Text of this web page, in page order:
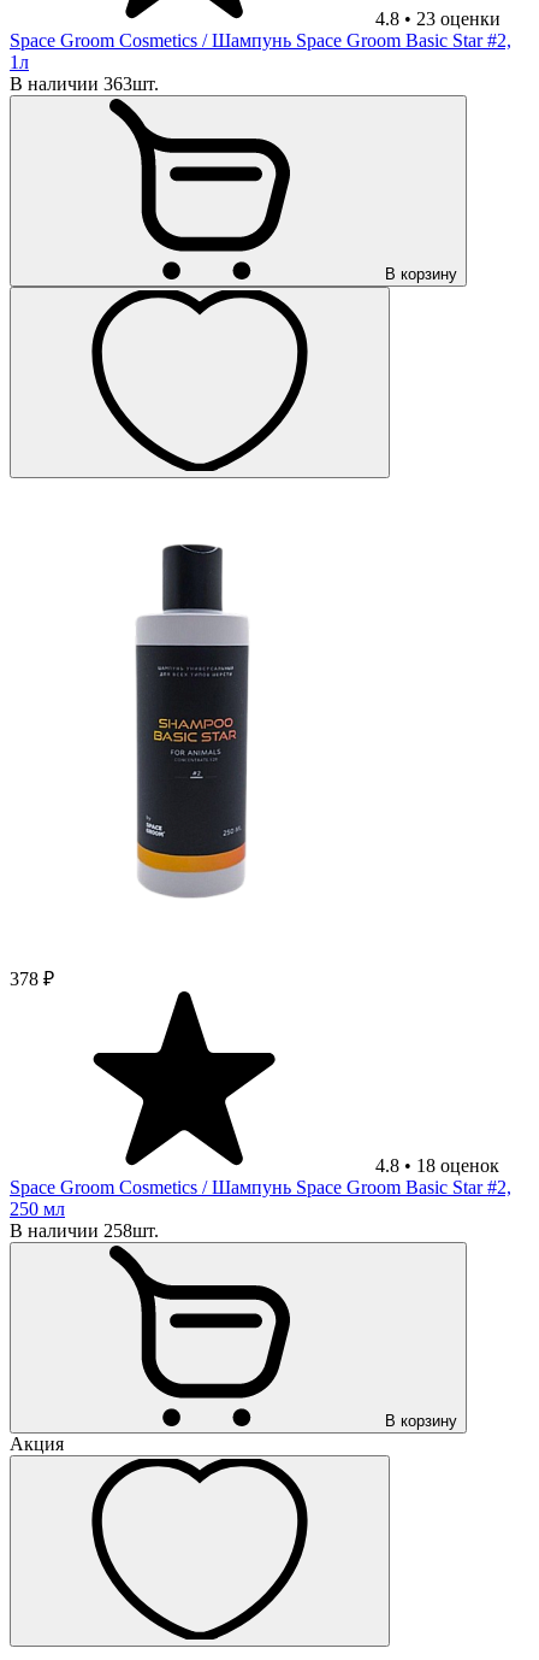
4.8 • 23 оценки
Space Groom Cosmetics / Шампунь Space Groom Basic Star #2,
1л
В наличии 363шт.
В корзину
378 ₽
4.8 • 18 оценок
Space Groom Cosmetics / Шампунь Space Groom Basic Star #2,
250 мл
В наличии 258шт.
В корзину
Акция